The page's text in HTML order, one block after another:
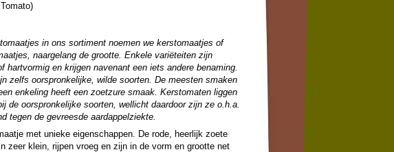
in ons sortiment noemen we kerstomaatjes of
naargelang de grootte. Enkele variëteiten zijn
hartvormig en krijgen navenant een iets andere benaming.
zelfs oorspronkelijke, wilde soorten. De meesten smaken
enkeling heeft een zoetzure smaak. Kerstomaten liggen
de oorspronkelijke soorten, wellicht daardoor zijn ze o.h.a.
tegen de gevreesde aardappelziekte.
met unieke eigenschappen. De rode, heerlijk zoete
zeer klein, rijpen vroeg en zijn in de vorm en grootte net